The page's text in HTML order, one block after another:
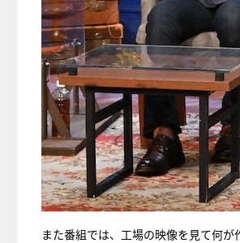
また番組では、工場の映像を見て何が